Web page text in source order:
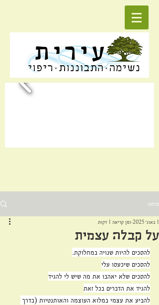
פוסט
על קבלה עצמית
1 באוג׳ 2025 זמן קריאה 1 דקות
להסכים להיות שנויה במחלוקת.
להסכים שיכעסו עלי
להסכים שלא יאהבו את מה שיש לי להגיד
להגיד את הדברים בכל זאת
להביע את עצמי במלוא העוצמה והאותנטיות (בדרך